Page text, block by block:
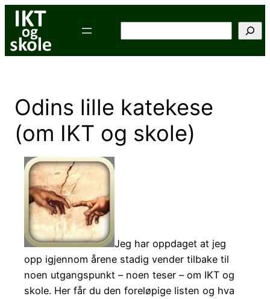
Hopp
innhold
Odins lille katekese
(om IKT og skole)
Jeg har oppdaget at jeg
opp igjennom årene stadig vender tilbake til
noen utgangspunkt – noen teser – om IKT og
skole. Her får du den foreløpige listen og hva